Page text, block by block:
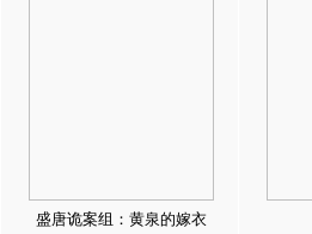
盛唐诡案组：黄泉的嫁衣